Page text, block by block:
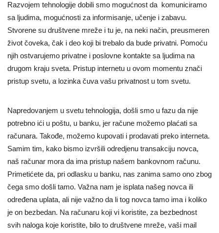
Razvojem tehnologije dobili smo mogućnost da komuniciramo
sa ljudima, mogućnosti za informisanje, učenje i zabavu.
Stvorene su društvene mreže i tu je, na neki način, preusmeren
život čoveka, čak i deo koji bi trebalo da bude privatni. Pomoću
njih ostvarujemo privatne i poslovne kontakte sa ljudima na
drugom kraju sveta. Pristup internetu u ovom momentu znači
pristup svetu, a lozinka čuva vašu privatnost u tom svetu.
Napredovanjem u svetu tehnologija, došli smo u fazu da nije
potrebno ići u poštu, u banku, jer račune možemo plaćati sa
računara. Takođe, možemo kupovati i prodavati preko interneta.
Samim tim, kako bismo izvršili odredjenu transakciju novca,
naš računar mora da ima pristup našem bankovnom računu.
Primetićete da, pri odlasku u banku, nas zanima samo ono zbog
čega smo došli tamo. Važna nam je isplata našeg novca ili
određena uplata, ali nije važno da li tog novca tamo ima i koliko
je on bezbedan. Na računaru koji vi koristite, za bezbednost
svih naloga koje koristite, bilo to društvene mreže, vaši mail